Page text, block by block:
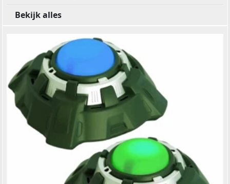
Bekijk alles